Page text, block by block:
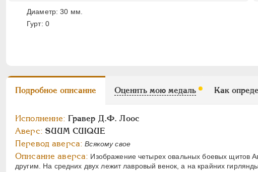
Диаметр: 30 мм.
Гурт: 0
Подробное описание Оценить мою медаль Как
Исполнение: Гравер Д.Ф. Лоос
Аверс: SUUM CUIQUE
Перевод аверса: Всякому свое
Описание аверса: Изображение четырех овальных боевых щитов
другим. На средних двух лежит лавровый венок, а на крайних